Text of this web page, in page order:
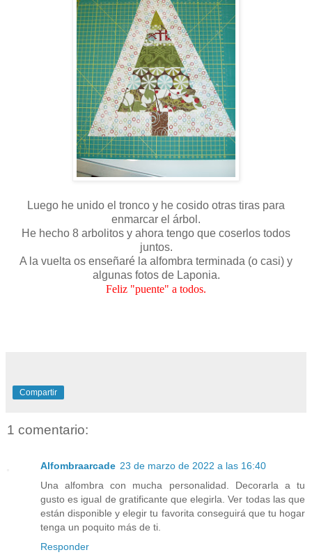
Luego he unido el tronco y he cosido otras tiras para
enmarcar el árbol.
He hecho 8 arbolitos y ahora tengo que coserlos todos
juntos.
A la vuelta os enseñaré la alfombra terminada (o casi) y
algunas fotos de Laponia.
Feliz "puente" a todos.
Compartir
1 comentario:
Alfombraarcade 23 de marzo de 2022 a las 16:40
Una alfombra con mucha personalidad. Decorarla a tu
gusto es igual de gratificante que elegirla. Ver todas las que
están disponible y elegir tu favorita conseguirá que tu hogar
tenga un poquito más de ti.
Responder